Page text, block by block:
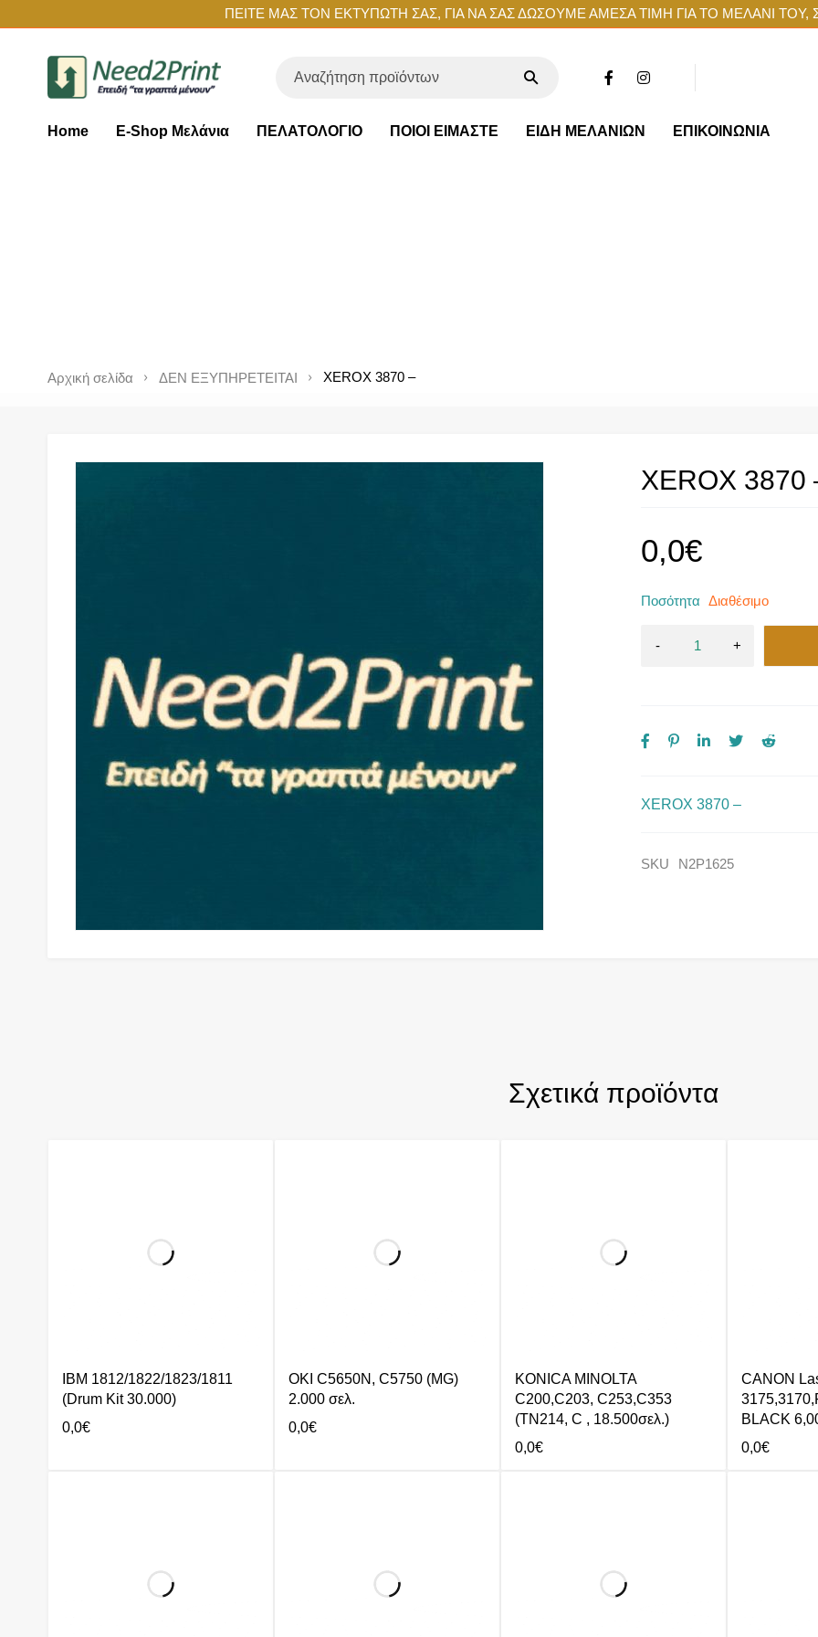
ΠΕΙΤΕ ΜΑΣ ΤΟΝ ΕΚΤΥΠΩΤΗ ΣΑΣ, ΓΙΑ ΝΑ ΣΑΣ ΔΩΣΟΥΜΕ ΑΜΕΣΑ ΤΙΜΗ ΓΙΑ ΤΟ ΜΕΛΑΝΙ ΤΟΥ,
Home E-Shop Μελάνια ΠΕΛΑΤΟΛΟΓΙΟ ΠΟΙΟΙ ΕΙΜΑΣΤΕ ΕΙΔΗ ΜΕΛΑΝΙΩΝ ΕΠΙΚΟΙΝΩΝΙΑ
Αρχική σελίδα ΔΕΝ ΕΞΥΠΗΡΕΤΕΙΤΑΙ XEROX 3870 –
XEROX 3870
XEROX 3870 –
0,0€
Ποσότητα Διαθέσιμο
SKU N2P1625
Σχετικά προϊόντα
IBM 1812/1822/1823/1811
(Drum Kit 30.000)
0,0€
OKI C5650N, C5750 (MG)
2.000 σελ.
0,0€
KONICA MINOLTA
C200,C203, C253,C353
(TN214, C , 18.500σελ.)
0,0€
CANON
BLACK
0,0€